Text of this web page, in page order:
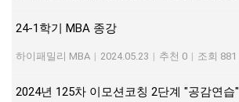
24-1학기 MBA 종강
하이패밀리 MBA | 2024.05.23 | 추천 0 | 조회 881
2024년 125차 이모션코칭 2단계 "공감연습"